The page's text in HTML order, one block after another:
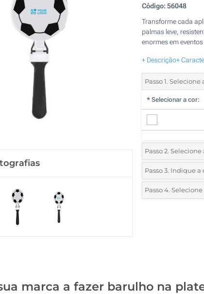
Código:56048
Transforme cada
palmas leve,
enormes em
+ Descrição+
Passo 1.
* Selecionar a cor:
Passo 2.
*Selecione o tipo
1 Cor (Na frente)
Passo 3. Indique
*Quantidade
1000
Passo 4.
marca a fazer barulho na